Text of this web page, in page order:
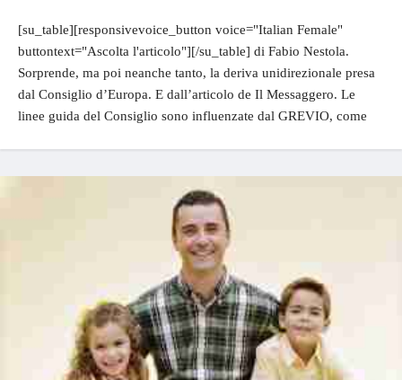
[su_table][responsivevoice_button voice="Italian Female"
buttontext="Ascolta l'articolo"][/su_table] di Fabio Nestola.
Sorprende, ma poi neanche tanto, la deriva unidirezionale presa
dal Consiglio d’Europa. E dall’articolo de Il Messaggero. Le
linee guida del Consiglio sono influenzate dal GREVIO, come